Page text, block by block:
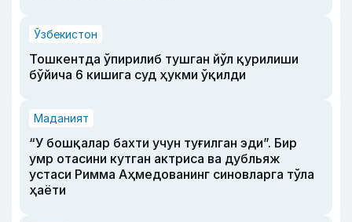
Ўзбекистон
Тошкентда ўпирилиб тушган йўл қурилиши
бўйича 6 кишига суд ҳукми ўқилди
Маданият
“У бошқалар бахти учун туғилган эди”. Бир
умр отасини кутган актриса ва дубльяж
устаси Римма Аҳмедованинг синовларга тўла
ҳаёти